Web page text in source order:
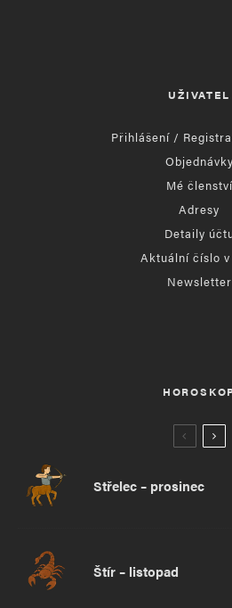
UŽIVATEL
Přihlášení /
Objednávky
Mé členství
Adresy
Detaily
Aktuální číslo v
Newsletter
Střelec – prosinec
Štír – listopad